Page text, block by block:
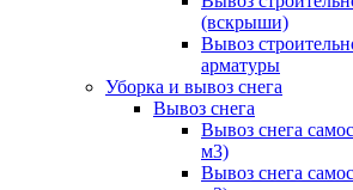
(вскрыши)
Вывоз
арматуры
Уборка и вывоз снега
Вывоз снега
Вывоз снега
м3)
Вывоз снега